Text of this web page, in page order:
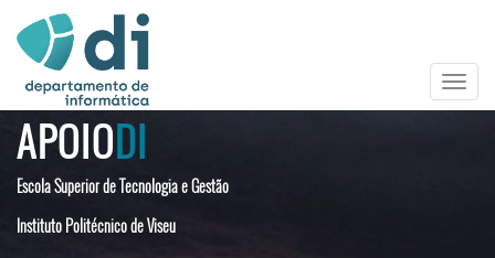
Toggle
APOIODI
Escola Superior de Tecnologia e Gestão
Instituto Politécnico de Viseu